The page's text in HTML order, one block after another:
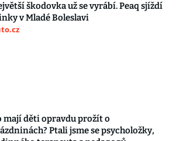
škodovka už se vyrábí. Peaq sjíždí
v Mladé Boleslavi
mají děti opravdu prožít o
Ptali jsme se psycholožky,